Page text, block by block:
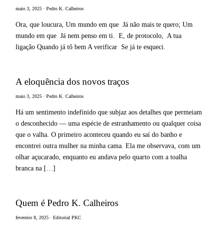
maio 3, 2025 · Pedro K. Calheiros
Ora, que loucura, Um mundo em que Já não mais te quero; Um
mundo em que Já nem penso em ti. E, de protocolo, A tua
ligação Quando já tô bem A verificar Se já te esqueci.
A eloquência dos novos traços
maio 3, 2025 · Pedro K. Calheiros
Há um sentimento indefinido que subjaz aos detalhes que permeiam
o desconhecido — uma espécie de estranhamento ou qualquer coisa
que o valha. O primeiro aconteceu quando eu saí do banho e
encontrei outra mulher na minha cama. Ela me observava, com um
olhar açucarado, enquanto eu andava pelo quarto com a toalha
branca na […]
Quem é Pedro K. Calheiros
fevereiro 8, 2025 · Editorial PKC